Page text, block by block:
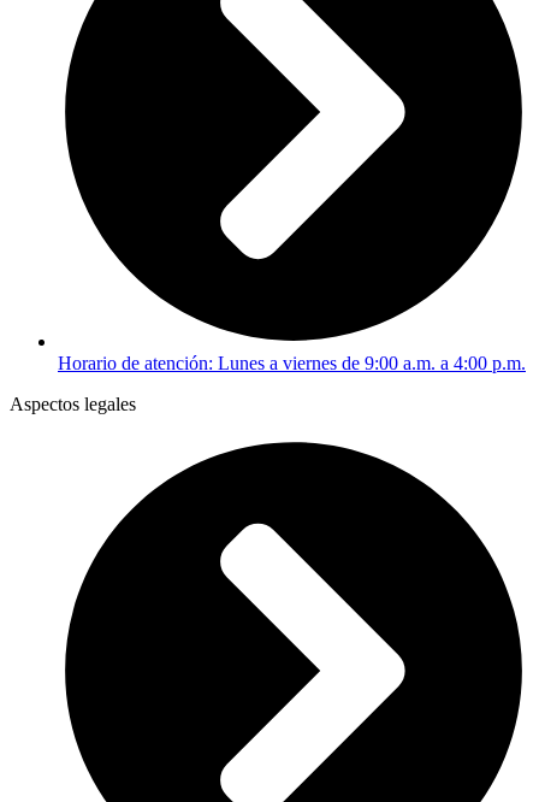
Horario de atención: Lunes a viernes de 9:00 a.m. a 4:00 p.m.
Aspectos legales